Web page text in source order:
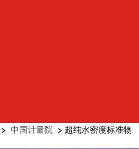
> 中国计量院 > 超纯水密度标准物